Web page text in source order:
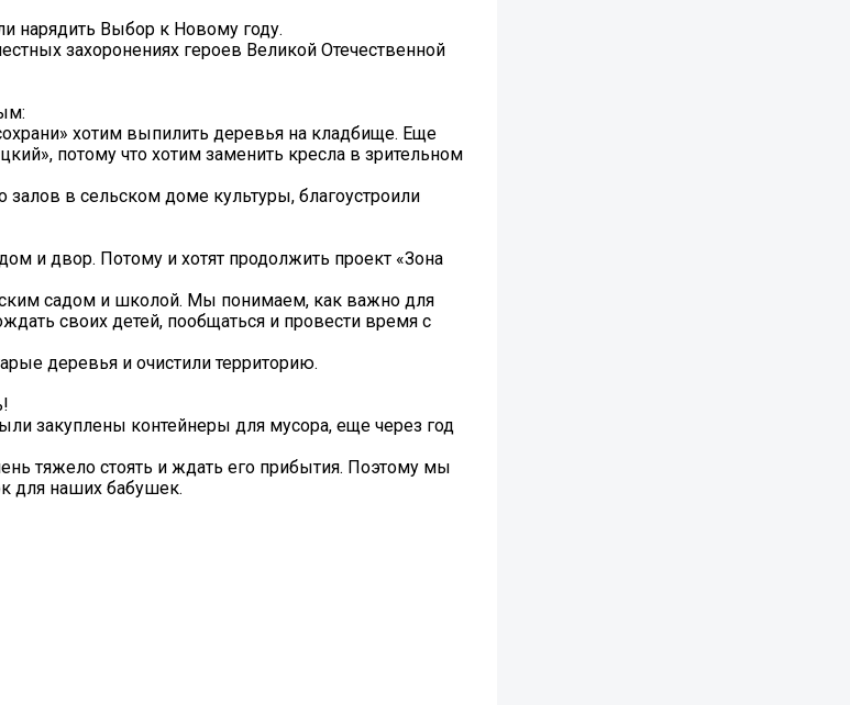
нарядить Выбор к Новому году.
захоронениях героев Великой Отечественной
хотим выпилить деревья на кладбище. Еще
потому что хотим заменить кресла в зрительном
в сельском доме культуры, благоустроили
и двор. Потому и хотят продолжить проект «Зона
садом и школой. Мы понимаем, как важно для
своих детей, пообщаться и провести время с
деревья и очистили территорию.
закуплены контейнеры для мусора, еще через год
тяжело стоять и ждать его прибытия. Поэтому мы
для наших бабушек.